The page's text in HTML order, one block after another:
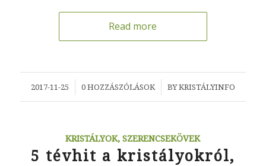
Read more
2017-11-25
/ 0 HOZZÁSZÓLÁSOK
/ BYKRISTÁLYINFO
KRISTÁLYOK, SZERENCSEKÖVEK
5 tévhit a kristályokról,